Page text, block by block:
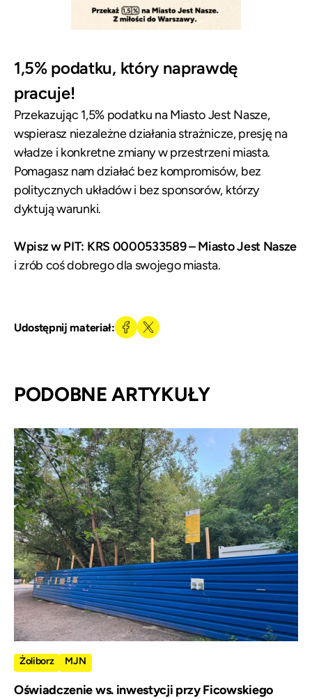
1,5% podatku, który naprawdę
pracuje!
Przekazując 1,5% podatku na Miasto Jest Nasze,
wspierasz niezależne działania strażnicze, presję na
władze i konkretne zmiany w przestrzeni miasta.
Pomagasz nam działać bez kompromisów, bez
politycznych układów i bez sponsorów, którzy
dyktują warunki.
Wpisz w PIT: KRS 0000533589 – Miasto Jest Nasze
i zrób coś dobrego dla swojego miasta.
Udostępnij materiał:
PODOBNE ARTYKUŁY
Żoliborz MJN
Oświadczenie ws. inwestycji przy Ficowskiego